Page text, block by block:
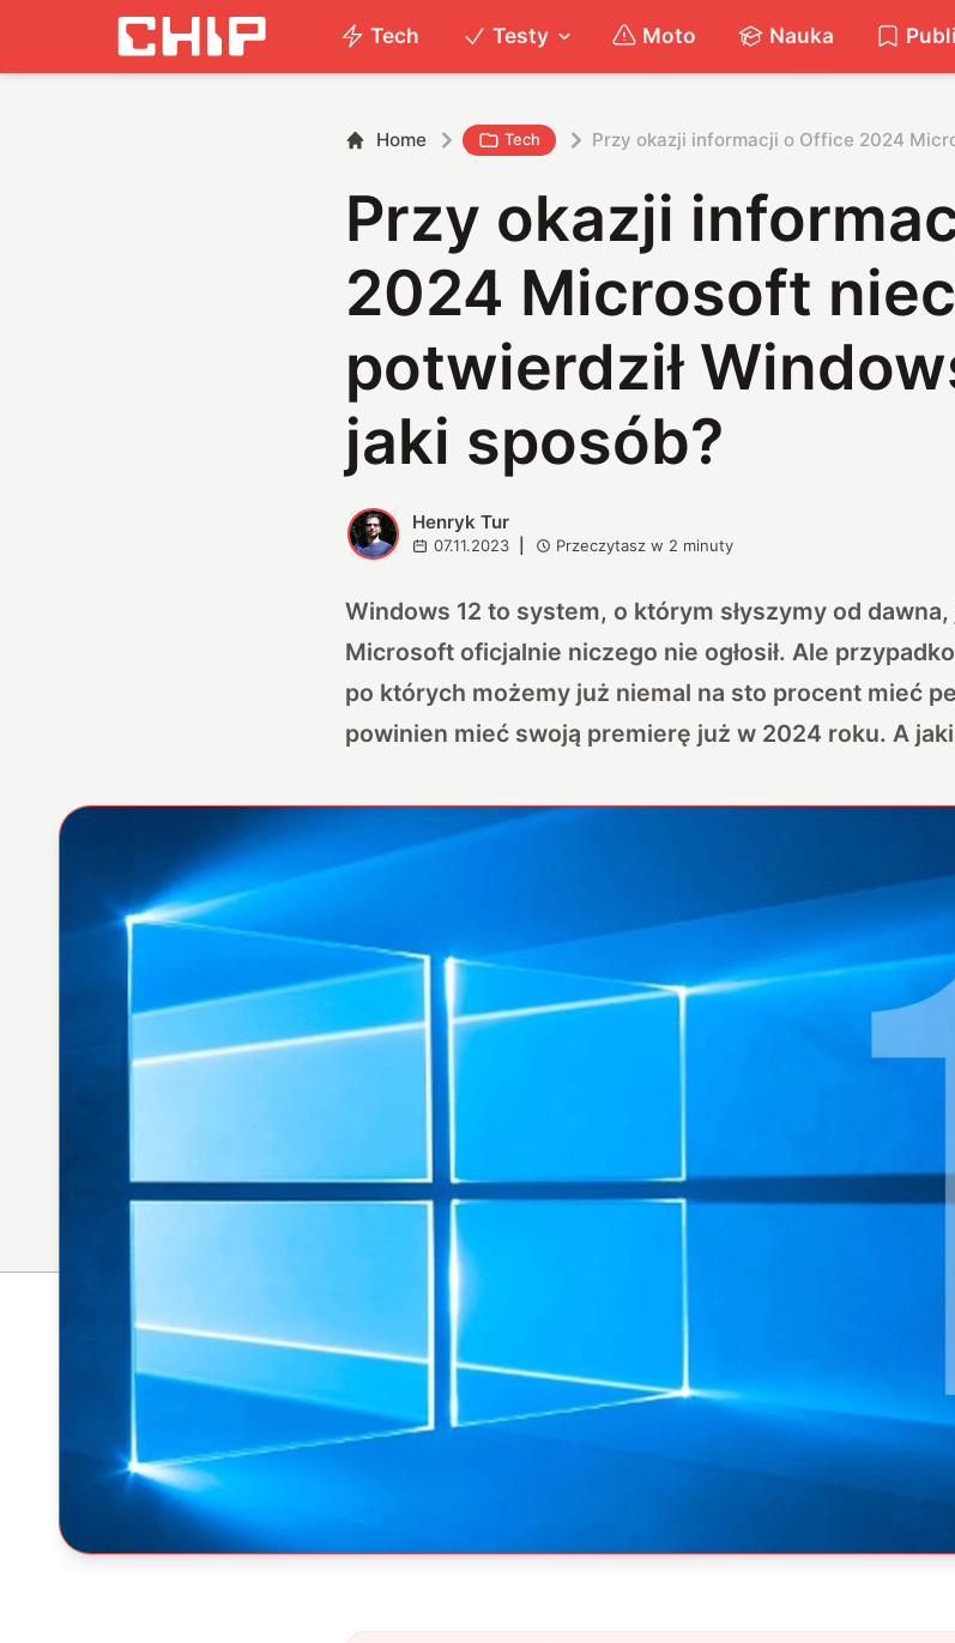
Tech Testy Moto Nauka
Home Tech Przy okazji informacji o Office 2024
Przy okazji
2024 Microsoft
potwierdził
jaki sposób?
H Henryk Tur
07.11.2023 Przeczytasz w 2 minuty
Windows 12 to system, o którym słyszymy od
Microsoft oficjalnie niczego nie ogłosił. Ale
po których możemy już niemal na sto procent mieć
powinien mieć swoją premierę już w 2024 roku. A